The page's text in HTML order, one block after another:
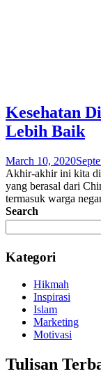
Kesehatan
Lebih Baik
March 10, 2020
Akhir-akhir ini kita
yang berasal dari
termasuk warga
Search
Kategori
Hikmah
Inspirasi
Islam
Marketing
Motivasi
Tulisan